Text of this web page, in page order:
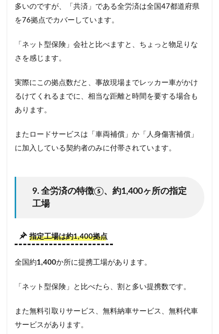
多いのですが、「共済」である全労済は全国47都道府県
を76拠点でカバーしています。
「ネット型保険」会社と比べますと、ちょっと物足りな
さを感じます。
実際にこの拠点数だと、事故現場までレッカー車がかけ
るけてくれるまでに、相当な距離と時間を要する場合も
あります。
またロードサービスは「車両補償」か「人身傷害補償」
に加入している契約者のみに付帯されています。
9. 全労済の特徴⑤、約1,400ヶ所の指定
工場
指定工場は約1,400拠点
全国約1,400か所に提携工場があります。
「ネット型保険」と比べたら、割と多い提携数です。
また無料引取りサービス、無料納車サービス、無料代車
サービスがあります。